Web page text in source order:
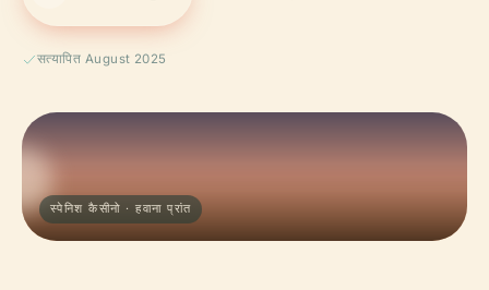
सत्यापित August 2025
स्पेनिश कैसीनो · हवाना प्रांत